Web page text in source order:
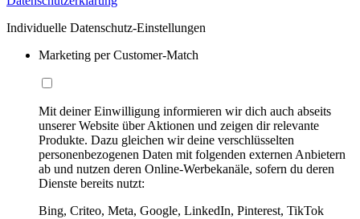
Individuelle Datenschutz-Einstellungen
Marketing per Customer-Match
Mit deiner Einwilligung informieren wir dich auch abseits
unserer Website über Aktionen und zeigen dir relevante
Produkte. Dazu gleichen wir deine verschlüsselten
personenbezogenen Daten mit folgenden externen Anbietern
ab und nutzen deren Online-Werbekanäle, sofern du deren
Dienste bereits nutzt:
Bing, Criteo, Meta, Google, LinkedIn, Pinterest, TikTok